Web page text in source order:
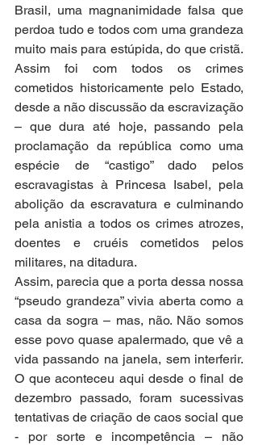
Brasil, uma magnanimidade falsa que
perdoa tudo e todos com uma grandeza
muito mais para estúpida, do que cristã.
Assim foi com todos os crimes
cometidos historicamente pelo Estado,
desde a não discussão da escravização
– que dura até hoje, passando pela
proclamação da república como uma
espécie de “castigo” dado pelos
escravagistas à Princesa Isabel, pela
abolição da escravatura e culminando
pela anistia a todos os crimes atrozes,
doentes e cruéis cometidos pelos
militares, na ditadura.
Assim, parecia que a porta dessa nossa
“pseudo grandeza” vivia aberta como a
casa da sogra – mas, não. Não somos
esse povo quase apalermado, que vê a
vida passando na janela, sem interferir.
O que aconteceu aqui desde o final de
dezembro passado, foram sucessivas
tentativas de criação de caos social que
- por sorte e incompetência – não